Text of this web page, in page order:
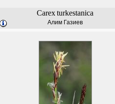
Carexturkestanica
Алим Газиев